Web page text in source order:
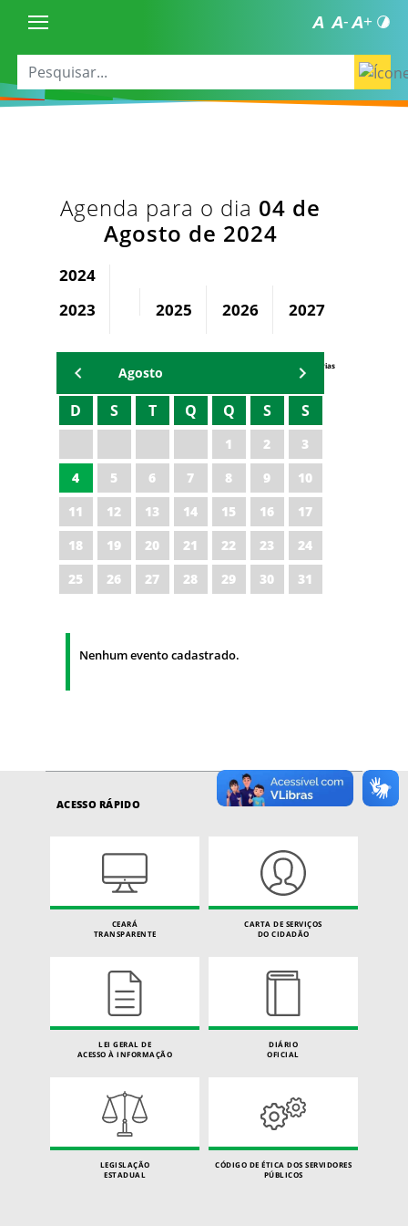
Agenda para o dia 04 de
Agosto de 2024
2024
2023
2025 2026 2027
Agenda Secretárias
Agosto
D S T Q Q S S
1 2
3
4
5 6 7 8 9
10
11
12 13 14 15 16
17
18
19 20 21 22 23
24
25
26 27 28 29 30 31
Nenhum evento cadastrado.
ACESSO RÁPIDO
CEARÁ
TRANSPARENTE
CARTA DE SERVIÇOS
DO CIDADÃO
LEI GERAL DE
ACESSO À INFORMAÇÃO
DIÁRIO
OFICIAL
LEGISLAÇÃO
ESTADUAL
CÓDIGO DE ÉTICA DOS SERVIDORES
PÚBLICOS